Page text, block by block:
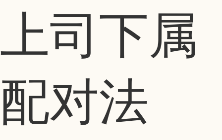
上司下属
配对法